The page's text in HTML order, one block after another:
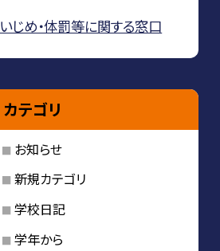
いじめ・体罰等に関する窓口
カテゴリ
お知らせ
新規カテゴリ
学校日記
学年から